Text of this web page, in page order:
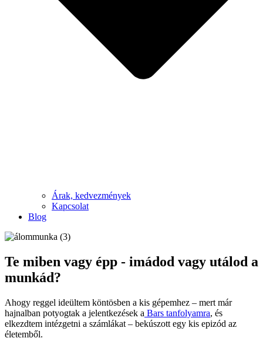
Árak, kedvezmények
Kapcsolat
Blog
Te miben vagy épp - imádod vagy utálod a
munkád?
Ahogy reggel ideültem köntösben a kis gépemhez – mert már
hajnalban potyogtak a jelentkezések a Bars tanfolyamra, és
elkezdtem intézgetni a számlákat – bekúszott egy kis epizód az
életemből.